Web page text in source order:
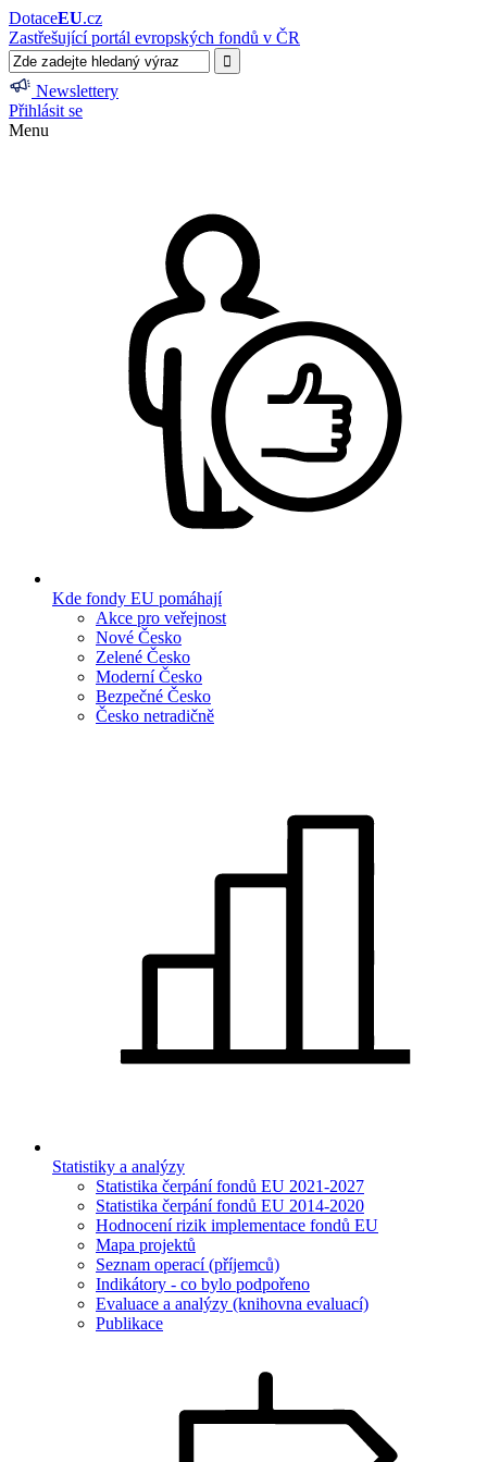
DotaceEU.cz
Zastřešující portál evropských fondů v ČR
Newslettery
Přihlásit se
Menu
Kde fondy EU pomáhají
Akce pro veřejnost
Nové Česko
Zelené Česko
Moderní Česko
Bezpečné Česko
Česko netradičně
Statistiky a analýzy
Statistika čerpání fondů EU 2021-2027
Statistika čerpání fondů EU 2014-2020
Hodnocení rizik implementace fondů EU
Mapa projektů
Seznam operací (příjemců)
Indikátory - co bylo podpořeno
Evaluace a analýzy (knihovna evaluací)
Publikace